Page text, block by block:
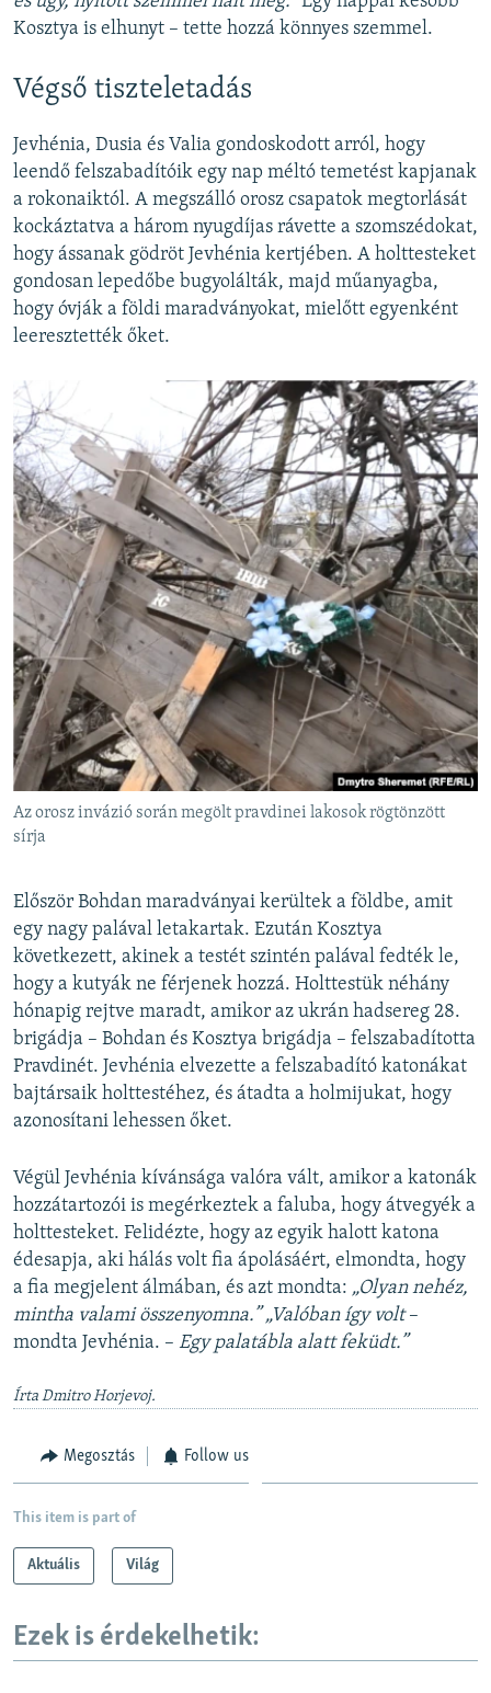
Kosztya is elhunyt – tette hozzá könnyes szemmel.
Végső tiszteletadás
Jevhénia, Dusia és Valia gondoskodott arról, hogy
leendő felszabadítóik egy nap méltó temetést kapjanak
a rokonaiktól. A megszálló orosz csapatok megtorlását
kockáztatva a három nyugdíjas rávette a szomszédokat,
hogy ássanak gödröt Jevhénia kertjében. A holttesteket
gondosan lepedőbe bugyolálták, majd műanyagba,
hogy óvják a földi maradványokat, mielőtt egyenként
leeresztették őket.
Az orosz invázió során megölt pravdinei lakosok rögtönzött
sírja
Először Bohdan maradványai kerültek a földbe, amit
egy nagy palával letakartak. Ezután Kosztya
következett, akinek a testét szintén palával fedték le,
hogy a kutyák ne férjenek hozzá. Holttestük néhány
hónapig rejtve maradt, amikor az ukrán hadsereg 28.
brigádja – Bohdan és Kosztya brigádja – felszabadította
Pravdinét. Jevhénia elvezette a felszabadító katonákat
bajtársaik holttestéhez, és átadta a holmijukat, hogy
azonosítani lehessen őket.
Végül Jevhénia kívánsága valóra vált, amikor a katonák
hozzátartozói is megérkeztek a faluba, hogy átvegyék a
holttesteket. Felidézte, hogy az egyik halott katona
édesapja, aki hálás volt fia ápolásáért, elmondta, hogy
a fia megjelent álmában, és azt mondta: „Olyan nehéz,
mintha valami összenyomna.” „Valóban így volt–
mondta Jevhénia. – Egy palatábla alatt feküdt.”
Írta Dmitro Horjevoj.
Megosztás Follow us
This item is part of
Aktuális Világ
Ezek is érdekelhetik: